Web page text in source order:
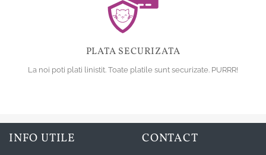
PLATA SECURIZATA
La noi poti plati linistit. Toate platile sunt securizate. PURRR!
INFO UTILE CONTACT